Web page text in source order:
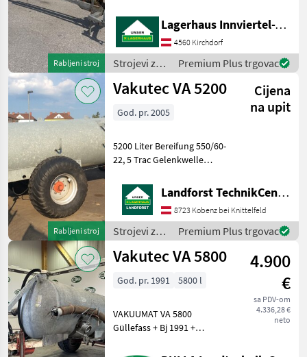
Rabljeni stroj
ca. 100 PS bis weit über 200
PS +Mixerrohr-
Durchmesser: 140 mm
+Mixerwellen-Durchmesser
Lagerhaus Innviertel-Traunviertel-Urfahr eGen, Kirchdorf
4560 Kirchdorf
Strojevi za
đubrenje,
gnojenje i
/ Reck
Premium Plus trgovac
Rabljeni stroj
Vakutec VA 5200
Cijena
na upit
God. pr. 2005
5200 Liter Bereifung 550/60-
22, 5 Trac Gelenkwelle
unnötige Wartezeiten oder
Wegstrecken zu ersparen,
bitten wir Sie um vorherige
Kontaktaufnah
Landforst TechnikCenter Knittelfeld
8723 Kobenz bei Knittelfeld
Strojevi za
đubrenje,
gnojenje i
/ Vakutec
Premium Plus trgovac
Vakutec VA 5800
4.900
€
sa PDV-om
4.336,28 €
neto
God. pr. 1991 5800 l
VAKUUMAT VA 5800
Güllefass + Bj 1991 +